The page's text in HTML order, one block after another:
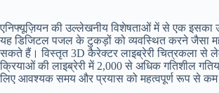
एनिफ्यूज़ियन की उल्लेखनीय विशेषताओं में से एक इसका
यह डिजिटल पजल के टुकड़ों को व्यवस्थित करने जैसा
सकते हैं। विस्तृत 3D कैरेक्टर लाइब्रेरी चित्रकला से
क्रियाओं की लाइब्रेरी में 2,000 से अधिक गतिशील
लिए आवश्यक समय और प्रयास को महत्वपूर्ण रूप से कम